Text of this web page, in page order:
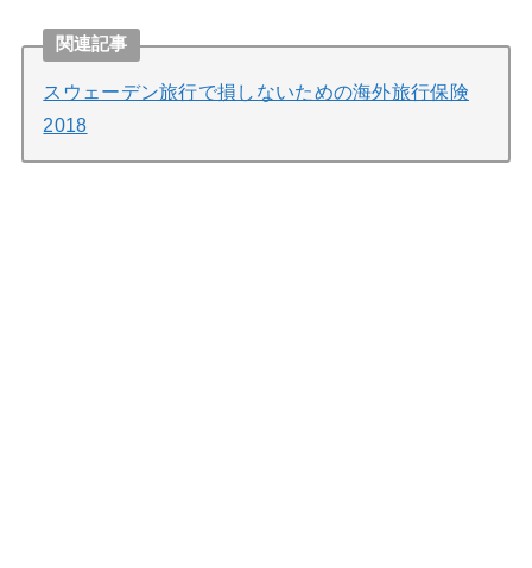
関連記事
スウェーデン旅行で損しないための海外旅行保険
2018